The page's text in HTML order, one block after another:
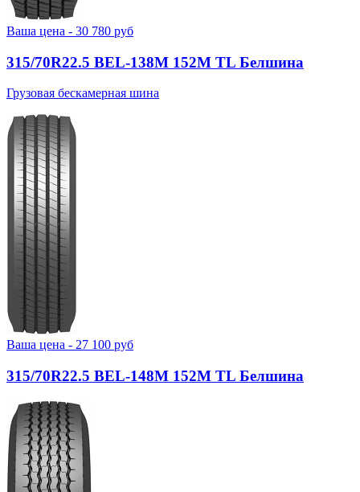
Ваша цена - 30 780 руб
315/70R22.5 BEL-138М 152M TL Белшина
Грузовая бескамерная шина
Ваша цена - 27 100 руб
315/70R22.5 BEL-148М 152M TL Белшина